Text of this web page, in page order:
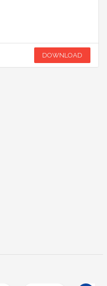
DOWNLOAD